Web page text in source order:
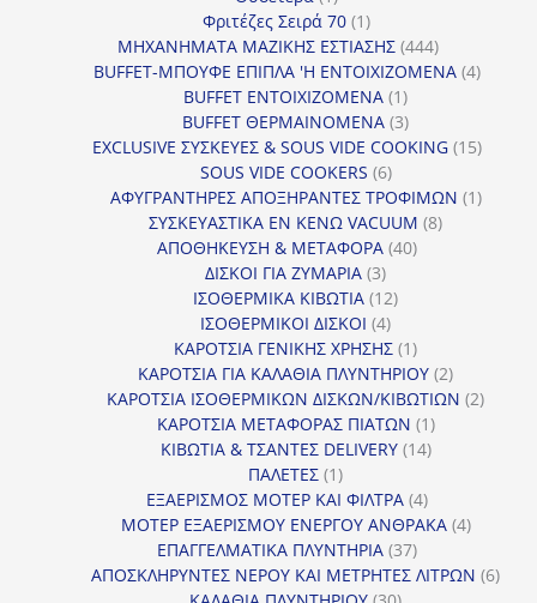
προϊόν
Φριτέζες Σειρά 70 11
προϊόν
ΜΗΧΑΝΗΜΑΤΑ ΜΑΖΙΚΗΣ ΕΣΤΙΑΣΗΣ 444444
προϊόντα
BUFFET-ΜΠΟΥΦΕ ΕΠΙΠΛΑ 'Η ΕΝΤΟΙΧΙΖΟΜΕΝΑ 44
BUFFET ΕΝΤΟΙΧΙΖΟΜΕΝΑ 11
προϊόν
BUFFET ΘΕΡΜΑΙΝΟΜΕΝΑ 33
προϊόντα
EXCLUSIVE ΣΥΣΚΕΥΕΣ & SOUS VIDE COOKING 1515
SOUS VIDE COOKERS 66
προϊόντα
ΑΦΥΓΡΑΝΤΗΡΕΣ ΑΠΟΞΗΡΑΝΤΕΣ ΤΡΟΦΙΜΩΝ 11
ΣΥΣΚΕΥΑΣΤΙΚΑ ΕΝ ΚΕΝΩ VACUUM 88
ΑΠΟΘΗΚΕΥΣΗ & ΜΕΤΑΦΟΡΑ 4040
ΔΙΣΚΟΙ ΓΙΑ ΖΥΜΑΡΙΑ 33
προϊόντα
ΙΣΟΘΕΡΜΙΚΑ ΚΙΒΩΤΙΑ 1212
ΙΣΟΘΕΡΜΙΚΟΙ ΔΙΣΚΟΙ 44
προϊόντα
ΚΑΡΟΤΣΙΑ ΓΕΝΙΚΗΣ ΧΡΗΣΗΣ 11
προϊόν
ΚΑΡΟΤΣΙΑ ΓΙΑ ΚΑΛΑΘΙΑ ΠΛΥΝΤΗΡΙΟΥ 22
προϊόντα
ΚΑΡΟΤΣΙΑ ΙΣΟΘΕΡΜΙΚΩΝ ΔΙΣΚΩΝ/ΚΙΒΩΤΙΩΝ 22
ΚΑΡΟΤΣΙΑ ΜΕΤΑΦΟΡΑΣ ΠΙΑΤΩΝ 11
προϊόν
ΚΙΒΩΤΙΑ & ΤΣΑΝΤΕΣ DELIVERY 1414
ΠΑΛΕΤΕΣ 11
προϊόν
ΕΞΑΕΡΙΣΜΟΣ ΜΟΤΕΡ ΚΑΙ ΦΙΛΤΡΑ 44
προϊόντα
ΜΟΤΕΡ ΕΞΑΕΡΙΣΜΟΥ ΕΝΕΡΓΟΥ ΑΝΘΡΑΚΑ 44
ΕΠΑΓΓΕΛΜΑΤΙΚΑ ΠΛΥΝΤΗΡΙΑ 3737
προϊόντα
ΑΠΟΣΚΛΗΡΥΝΤΕΣ ΝΕΡΟΥ ΚΑΙ ΜΕΤΡΗΤΕΣ ΛΙΤΡΩΝ 66